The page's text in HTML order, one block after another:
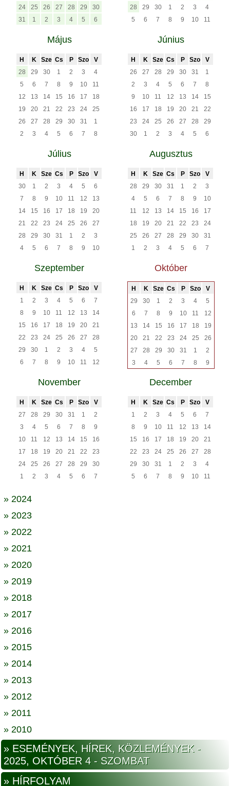
24
25 26 27 28 29
30
31
1 2 3 4 5 6
28
29 30 1 2 3
4
5
6 7 8 9 10 11
Május
H K Sze Cs P Szo
V
28
29 30 1 2 3
4
5
6 7 8 9 10
11
12
13 14 15 16 17
18
19
20 21 22 23 24
25
26
27 28 29 30 31
1
2
3 4 5 6 7 8
Június
H K Sze Cs P Szo
V
26
27 28 29 30 31
1
2
3 4 5 6 7
8
9
10 11 12 13 14
15
16
17 18 19 20 21
22
23
24 25 26 27 28
29
30
1 2 3 4 5 6
Július
H K Sze Cs P Szo
V
30
1 2 3 4 5
6
7
8 9 10 11 12
13
14
15 16 17 18 19
20
21
22 23 24 25 26
27
28
29 30 31 1 2
3
4
5 6 7 8 9 10
Augusztus
H K Sze Cs P Szo
V
28
29 30 31 1 2
3
4
5 6 7 8 9
10
11
12 13 14 15 16
17
18
19 20 21 22 23
24
25
26 27 28 29 30
31
1
2 3 4 5 6 7
Szeptember
H K Sze Cs P Szo
V
1
2 3 4 5 6
7
8
9 10 11 12 13
14
15
16 17 18 19 20
21
22
23 24 25 26 27
28
29
30 1 2 3 4
5
6
7 8 9 10 11 12
Október
H K Sze Cs P Szo
V
29
30 1 2 3 4
5
6
7 8 9 10 11
12
13
14 15 16 17 18
19
20
21 22 23 24 25
26
27
28 29 30 31 1
2
3
4 5 6 7 8 9
November
H K Sze Cs P Szo
V
27
28 29 30 31 1
2
3
4 5 6 7 8
9
10
11 12 13 14 15
16
17
18 19 20 21 22
23
24
25 26 27 28 29
30
1
2 3 4 5 6 7
December
H K Sze Cs P Szo
V
1
2 3 4 5 6
7
8
9 10 11 12 13
14
15
16 17 18 19 20
21
22
23 24 25 26 27
28
29
30 31 1 2 3
4
5
6 7 8 9 10 11
» 2024
» 2023
» 2022
» 2021
» 2020
» 2019
» 2018
» 2017
» 2016
» 2015
» 2014
» 2013
» 2012
» 2011
» 2010
» ESEMÉNYEK, HÍREK, KÖZLEMÉNYEK -
2025, OKTÓBER 4 - SZOMBAT
» HÍRFOLYAM